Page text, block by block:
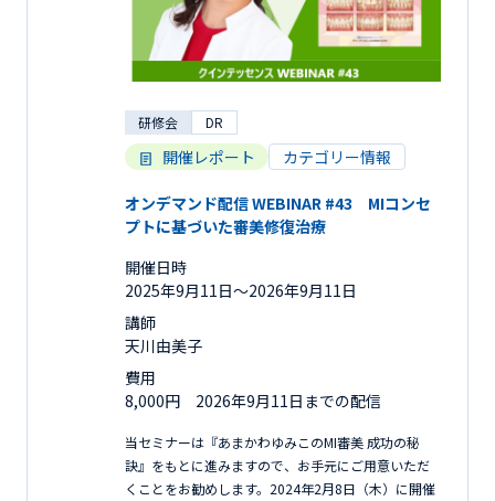
研修会 DR
開催レポート カテゴリー情報
オンデマンド配信 WEBINAR #43 MIコンセ
プトに基づいた審美修復治療
開催日時
2025年9月11日〜2026年9月11日
講師
天川由美子
費用
8,000円 2026年9月11日までの配信
当セミナーは『あまかわゆみこのMI審美 成功の秘
訣』をもとに進みますので、お手元にご用意いただ
くことをお勧めします。2024年2月8日（木）に開催